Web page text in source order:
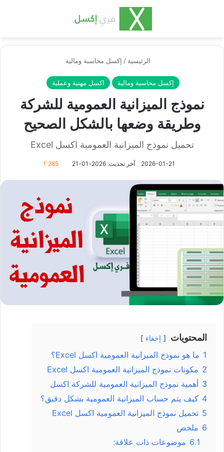
الرئيسية / إكسل محاسبة ومالية
إكسل محاسبة ومالية اكسل مهنية وعملية
نموذج الميزانية العمومية للشركة
وطريقة وضعها بالشكل الصحيح
تحميل نموذج الميزانية العمومية اكسل Excel
2026-01-21 آخر تحديث: 2026-01-21 1٬285
المحتويات إخفاء
1 ما هو نموذج الميزانية العمومية اكسل Excel؟
2 مكونات نموذج الميزانية العمومية اكسل Excel
3 أهمية نموذج الميزانية العمومية للشركة اكسل
4 كيف يتم حساب الميزانية العمومية بشكل دقيق؟
5 تحميل نموذج الميزانية العمومية اكسل Excel
6 ملخص
6.1 موضوعات ذات علاقة: